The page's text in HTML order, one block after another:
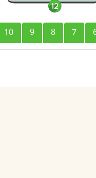
7
8
9
10